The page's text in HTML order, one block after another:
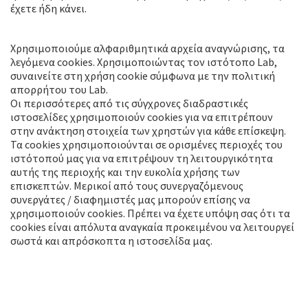
έχετε ήδη κάνει.
Χρησιμοποιούμε αλφαριθμητικά αρχεία αναγνώρισης, τα
λεγόμενα cookies. Χρησιμοποιώντας τον ιστότοπο Lab,
συναινείτε στη χρήση cookie σύμφωνα με την πολιτική
απορρήτου του Lab.
Οι περισσότερες από τις σύγχρονες διαδραστικές
ιστοσελίδες χρησιμοποιούν cookies για να επιτρέπουν
στην ανάκτηση στοιχεία των χρηστών για κάθε επίσκεψη.
Τα cookies χρησιμοποιούνται σε ορισμένες περιοχές του
ιστότοπού μας για να επιτρέψουν τη λειτουργικότητα
αυτής της περιοχής και την ευκολία χρήσης των
επισκεπτών. Μερικοί από τους συνεργαζόμενους
συνεργάτες / διαφημιστές μας μπορούν επίσης να
χρησιμοποιούν cookies. Πρέπει να έχετε υπόψη σας ότι τα
cookies είναι απόλυτα αναγκαία προκειμένου να λειτουργεί
σωστά και απρόσκοπτα η ιστοσελίδα μας.